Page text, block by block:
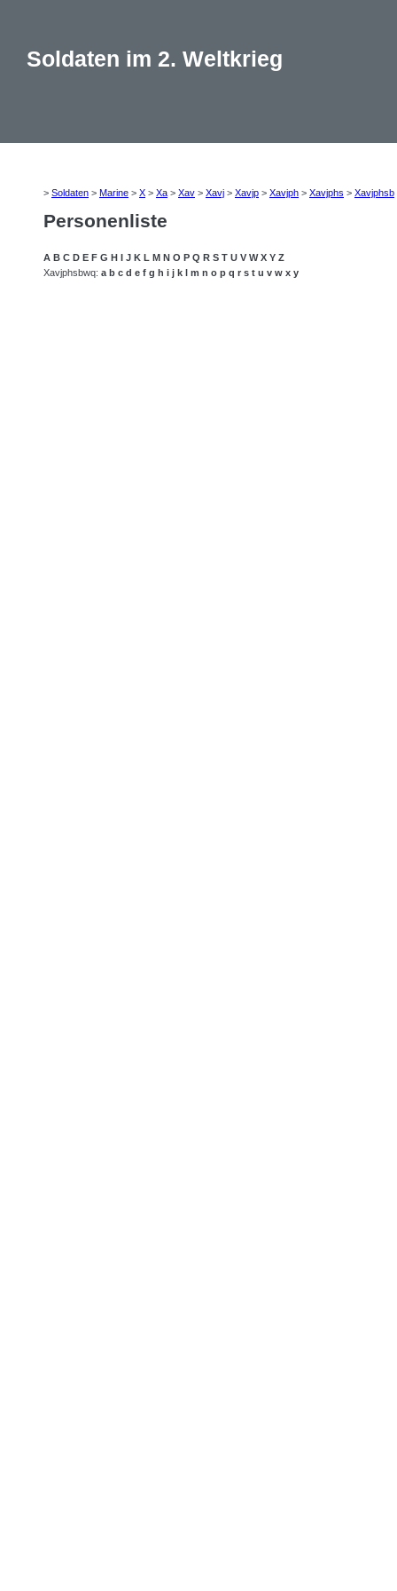
Soldaten im 2. Weltkrieg
> Soldaten > Marine > X > Xa > Xav > Xavj > Xavjp > Xavjph > Xavjphs > Xavjphsb
Personenliste
A B C D E F G H I J K L M N O P Q R S T U V W X Y Z
Xavjphsbwq: a b c d e f g h i j k l m n o p q r s t u v w x y